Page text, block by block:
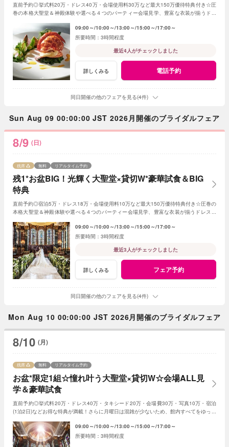
直前予約◎挙式料20万・ドレス40万・会場使用料30万など最大150万優待特典付き☆圧
巻の本格大聖堂＆神殿体験や選べる４つのパーティー会場見学、豊富な衣装が揃うドレ
09:00～ 10:00～ 13:00～ 15:00～ 17:00～
3時間程度
最近4人がチェックしました
詳しくみる 電話予約
同日開催の他のフェアを見る(4件)
Sun Aug 09 00:00:00 JST 2026月開催のブライダルフェア
8/9 (日)
残1*お盆BIG！光輝く大聖堂×貸切W*豪華試食＆BIG
特典
残席 無料 リアルタイム予約
直前予約◎宿泊5万・ドレス18万・会場使用料10万など最大150万優待特典付き☆圧巻の
本格大聖堂＆神殿体験や選べる４つのパーティー会場見学、豊富な衣装が揃うドレスシ
09:00～ 10:00～ 13:00～ 15:00～ 17:00～
3時間程度
最近3人がチェックしました
詳しくみる フェア予約
同日開催の他のフェアを見る(4件)
Mon Aug 10 00:00:00 JST 2026月開催のブライダルフェア
8/10 (月)
お盆*限定1組☆憧れ叶う大聖堂×貸切W☆会場ALL見
学＆豪華試食
残席 無料 リアルタイム予約
直前予約◎挙式料20万・ドレス40万・タキシード20万・会場費30万・写真10万・宿泊
(1泊2日)などお得な特典が満載！さらに月曜日は混雑が少ないため、館内すべてをゆった
09:00～ 10:00～ 13:00～ 15:00～ 17:00～
3時間程度